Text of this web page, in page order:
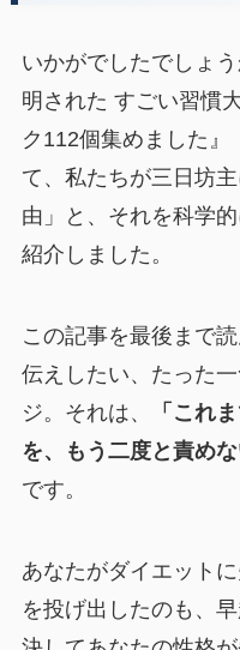
いかがでしたでしょ
明された すごい習慣
ク112個集めました』
て、私たちが三日坊
由」と、それを科学
紹介しました。
この記事を最後まで
伝えしたい、たった
ジ。それは、
「これ
を、もう二度と責めな
です。
あなたがダイエット
を投げ出したのも、